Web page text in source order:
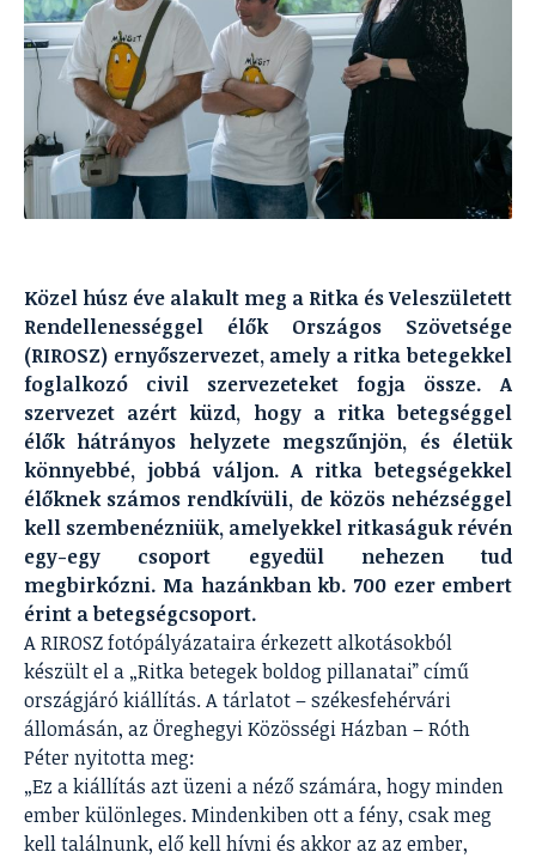
Közel húsz éve alakult meg a Ritka és Veleszületett
Rendellenességgel élők Országos Szövetsége
(RIROSZ) ernyőszervezet, amely a ritka betegekkel
foglalkozó civil szervezeteket fogja össze. A
szervezet azért küzd, hogy a ritka betegséggel
élők hátrányos helyzete megszűnjön, és életük
könnyebbé, jobbá váljon. A ritka betegségekkel
élőknek számos rendkívüli, de közös nehézséggel
kell szembenézniük, amelyekkel ritkaságuk révén
egy-egy csoport egyedül nehezen tud
megbirkózni. Ma hazánkban kb. 700 ezer embert
érint a betegségcsoport.
A RIROSZ fotópályázataira érkezett alkotásokból
készült el a „Ritka betegek boldog pillanatai” című
országjáró kiállítás. A tárlatot – székesfehérvári
állomásán, az Öreghegyi Közösségi Házban – Róth
Péter nyitotta meg:
„Ez a kiállítás azt üzeni a néző számára, hogy minden
ember különleges. Mindenkiben ott a fény, csak meg
kell találnunk, elő kell hívni és akkor az az ember,